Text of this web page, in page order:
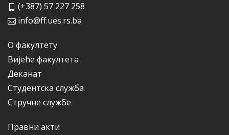
(+387) 57 227 258
info@ff.ues.rs.ba
О факултету
Вијеће факултета
Деканат
Студентска служба
Стручне службе
Правни акти